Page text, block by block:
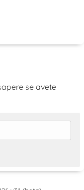
se avete